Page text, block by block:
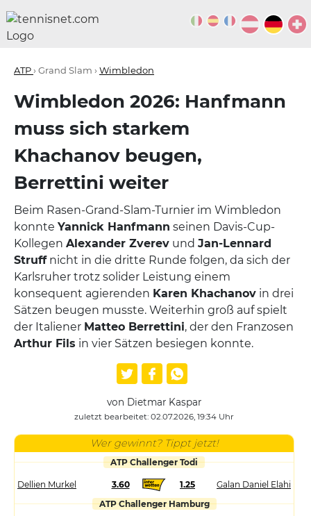
ATP› Grand Slam › Wimbledon
Wimbledon 2026: Hanfmann
muss sich starkem
Khachanov beugen,
Berrettini weiter
Beim Rasen-Grand-Slam-Turnier im Wimbledon
konnte Yannick Hanfmann seinen Davis-Cup-
Kollegen Alexander Zverev und Jan-Lennard
Struffnicht in die dritte Runde folgen, da sich der
Karlsruher trotz solider Leistung einem
konsequent agierenden Karen Khachanov in drei
Sätzen beugen musste. Weiterhin groß auf spielt
der Italiener Matteo Berrettini, der den Franzosen
Arthur Fils in vier Sätzen besiegen konnte.
von Dietmar Kaspar
zuletzt bearbeitet: 02.07.2026, 19:34 Uhr
Wer gewinnt? Tippt jetzt!
ATP Challenger Todi
Dellien Murkel 3.60 1.25
Galan Daniel Elahi
ATP Challenger Hamburg